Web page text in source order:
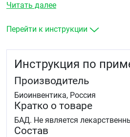
Читать далее
Перейти к инструкции
Инструкция по
Производитель
Биоинвентика, Россия
Кратко о товаре
БАД. Не является
Состав